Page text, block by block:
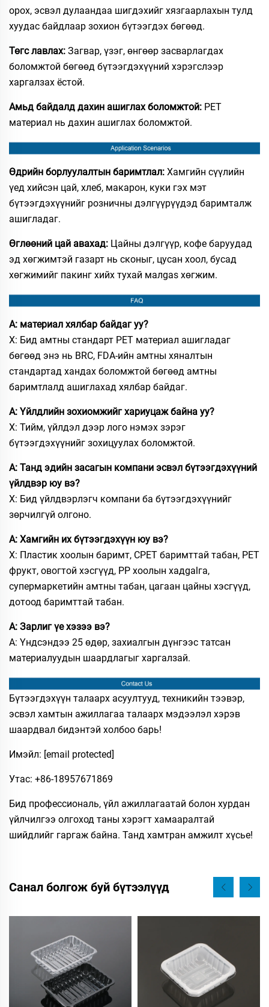
орох, эсвэл дулаандаа шигдэхийг хязгаарлахын тулд
хуудас байдлаар зохион бүтээгдэх бөгөөд.
Төгс лавлах: Загвар, үзэг, өнгөөр засварлагдах
боломжтой бөгөөд бүтээгдэхүүний хэрэгслээр
харгалзах ёстой.
Амьд байдалд дахин ашиглах боломжтой: PET
материал нь дахин ашиглах боломжтой.
Өдрийн борлуулалтын баримтлал: Хамгийн сүүлийн
үед хийсэн цай, хлеб, макарон, куки гэх мэт
бүтээгдэхүүнийг розничны дэлгүүрүүдэд баримталж
ашигладаг.
Өглөөний цай авахад: Цайны дэлгүүр, кофе баруудад
эд хөгжимтэй газарт нь сконыг, цусан хоол, бусад
хөгжимийг пакинг хийх тухай малgas хөгжим.
А: материал хялбар байдаг уу?
Х: Бид амтны стандарт PET материал ашигладаг
бөгөөд энэ нь BRC, FDA-ийн амтны хяналтын
стандартад хандах боломжтой бөгөөд амтны
баримтлалд ашиглахад хялбар байдаг.
А: Үйлдлийн зохиомжийг хариуцаж байна уу?
Х: Тийм, үйлдэл дээр лого нэмэх зэрэг
бүтээгдэхүүнийг зохицуулах боломжтой.
А: Танд эдийн засагын компани эсвэл бүтээгдэхүүний
үйлдвэр юу вэ?
Х: Бид үйлдвэрлэгч компани ба бүтээгдэхүүнийг
зөрчилгүй олгоно.
А: Хамгийн их бүтээгдэхүүн юу вэ?
Х: Пластик хоолын баримт, CPET баримттай табан, PET
фрукт, овогтой хэсгүүд, PP хоолын хадgalга,
супермаркетийн амтны табан, цагаан цайны хэсгүүд,
дотоод баримттай табан.
А: Зарлиг үе хэзээ вэ?
А: Үндсэндээ 25 өдөр, захиалгын дүнгээс татсан
материалуудын шаардлагыг харгалзай.
Бүтээгдэхүүн талаарх асуултууд, техникийн тээвэр,
эсвэл хамтын ажиллагаа талаарх мэдээлэл хэрэв
шаардвал бидэнтэй холбоо барь!
Имэйл: [email protected]
Утас: +86-18957671869
Бид профессиональ, үйл ажиллагаатай болон хурдан
үйлчилгээ олгоход таны хэрэгт хамааралтай
шийдлийг гаргаж байна. Танд хамтран амжилт хүсье!
Санал болгож буй бүтээлүүд